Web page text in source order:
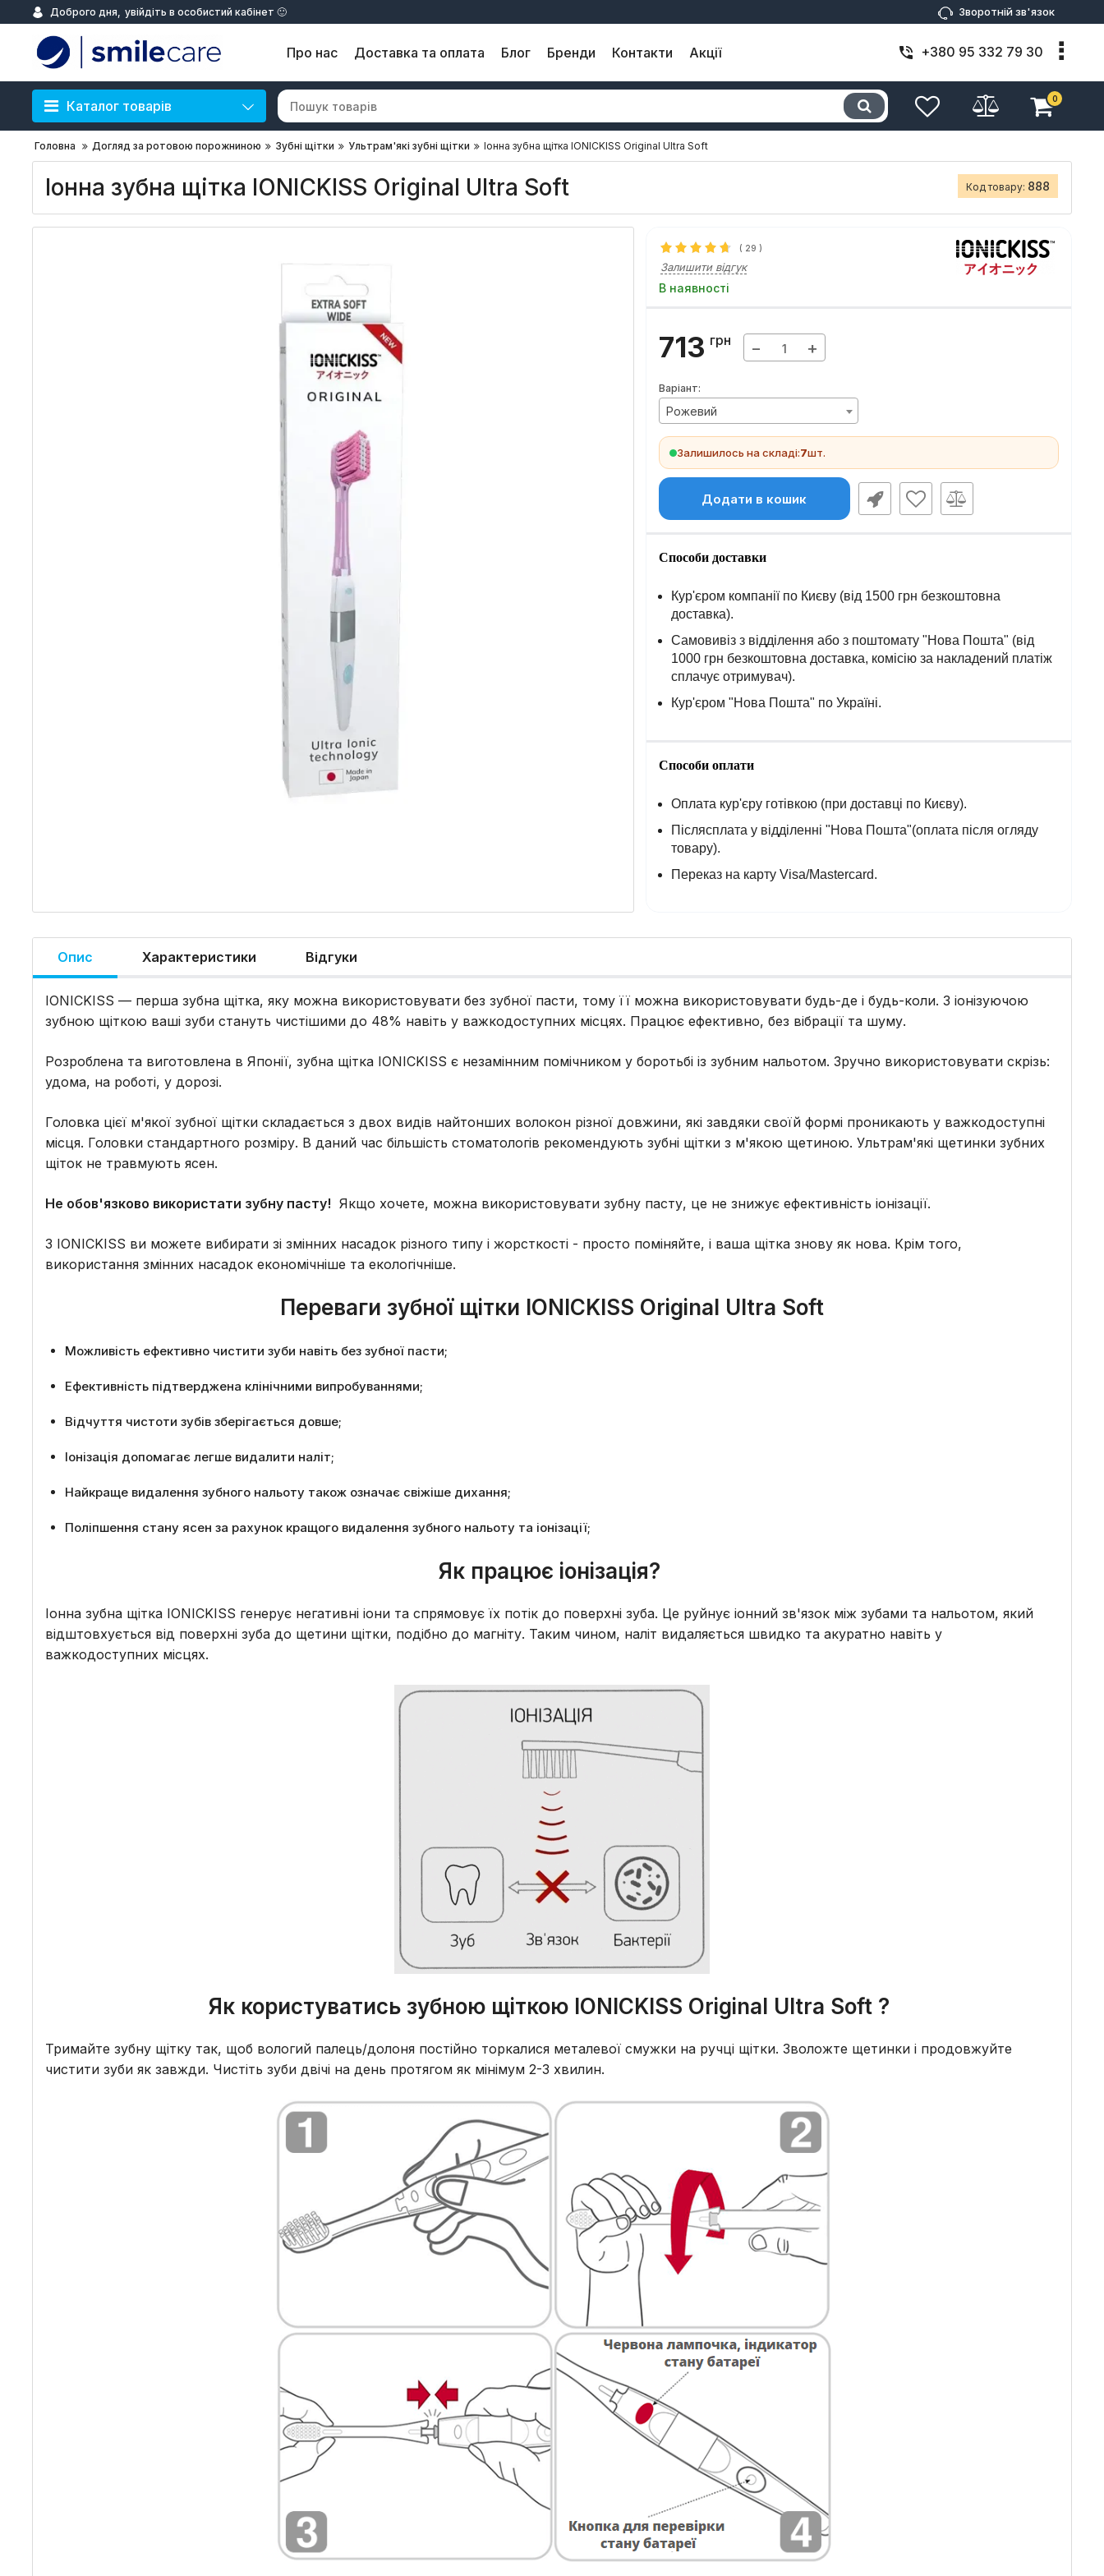
Доброго дня, увійдіть в особистий кабінет 🙂 Зворотній зв'язок
Про нас Доставка та оплата Блог Бренди Контакти Акції +380 95 332 79 30
Каталог товарів 0
Головна Догляд за ротовою порожниною Зубні щітки Ультрам'які зубні щітки Іонна зубна щітка IONICKISS Original Ultra Soft
Іонна зубна щітка IONICKISS Original Ultra Soft Код товару: 888
( 29 )
Залишити відгук
В наявності
713 грн − +
Варіант:
Рожевий
Залишилось на складі:7шт.
Додати в кошик
Способи доставки
Кур'єром компанії по Києву (від 1500 грн безкоштовна
доставка).
Самовивіз з відділення або з поштомату "Нова Пошта" (від
1000 грн безкоштовна доставка, комісію за накладений платіж
сплачує отримувач).
Кур'єром "Нова Пошта" по Україні.
Способи оплати
Оплата кур'єру готівкою (при доставці по Києву).
Післясплата у відділенні "Нова Пошта"(оплата після огляду
товару).
Переказ на карту Visa/Mastercard.
Опис Характеристики Відгуки
IONICKISS — перша зубна щітка, яку можна використовувати без зубної пасти, тому її можна використовувати будь-де і будь-коли. З іонізуючою
зубною щіткою ваші зуби стануть чистішими до 48% навіть у важкодоступних місцях. Працює ефективно, без вібрації та шуму.
Розроблена та виготовлена ​​в Японії, зубна щітка IONICKISS є незамінним помічником у боротьбі із зубним нальотом. Зручно використовувати скрізь:
удома, на роботі, у дорозі.
Головка цієї м'якої зубної щітки складається з двох видів найтонших волокон різної довжини, які завдяки своїй формі проникають у важкодоступні
місця. Головки стандартного розміру. В даний час більшість стоматологів рекомендують зубні щітки з м'якою щетиною. Ультрам'які щетинки зубних
щіток не травмують ясен.
Не обов'язково використати зубну пасту! Якщо хочете, можна використовувати зубну пасту, це не знижує ефективність іонізації.
З IONICKISS ви можете вибирати зі змінних насадок різного типу і жорсткості - просто поміняйте, і ваша щітка знову як нова. Крім того,
використання змінних насадок економічніше та екологічніше.
Переваги зубної щітки IONICKISS Original Ultra Soft
Можливість ефективно чистити зуби навіть без зубної пасти;
Ефективність підтверджена клінічними випробуваннями;
Відчуття чистоти зубів зберігається довше;
Іонізація допомагає легше видалити наліт;
Найкраще видалення зубного нальоту також означає свіжіше дихання;
Поліпшення стану ясен за рахунок кращого видалення зубного нальоту та іонізації;
Як працює іонізація?
Іонна зубна щітка IONICKISS генерує негативні іони та спрямовує їх потік до поверхні зуба. Це руйнує іонний зв'язок між зубами та нальотом, який
відштовхується від поверхні зуба до щетини щітки, подібно до магніту. Таким чином, наліт видаляється швидко та акуратно навіть у
важкодоступних місцях.
Як користуватись зубною щіткою IONICKISS Original Ultra Soft ?
Тримайте зубну щітку так, щоб вологий палець/долоня постійно торкалися металевої смужки на ручці щітки. Зволожте щетинки і продовжуйте
чистити зуби як завжди. Чистіть зуби двічі на день протягом як мінімум 2-3 хвилин.